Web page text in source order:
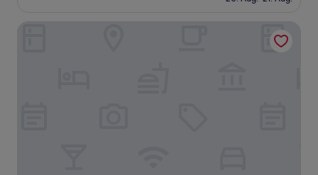
Renaissance New Orleans Pere Marquette French Qtr